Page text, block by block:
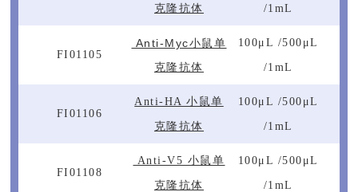
克隆抗体 /1mL
FI01105
Anti-Myc小鼠单
克隆抗体
100μL /500μL
/1mL
FI01106
Anti-HA 小鼠单
克隆抗体
100μL /500μL
/1mL
FI01108
Anti-V5 小鼠单
克隆抗体
100μL /500μL
/1mL